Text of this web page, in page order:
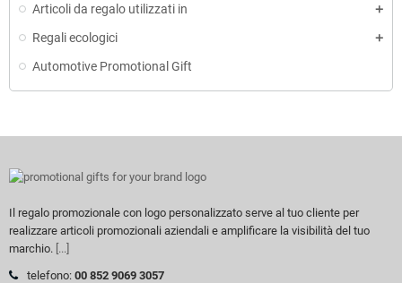
Articoli da regalo utilizzati in
Regali ecologici
Automotive Promotional Gift
Il regalo promozionale con logo personalizzato serve al tuo cliente per
realizzare articoli promozionali aziendali e amplificare la visibilità del tuo
marchio. [...]
telefono: 00 852 9069 3057